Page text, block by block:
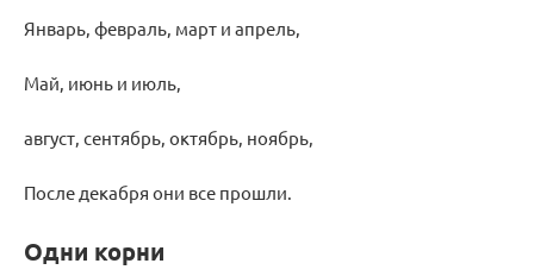
Январь, февраль, март и апрель,
Май, июнь и июль,
август, сентябрь, октябрь, ноябрь,
После декабря они все прошли.
Одни корни